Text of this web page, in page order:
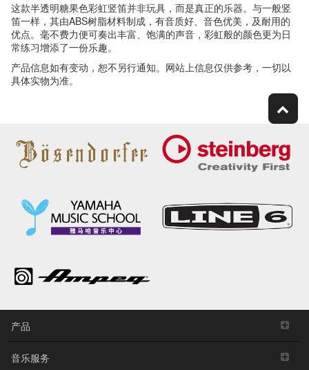
这款半透明糖果色彩虹竖笛并非玩具，而是真正的乐器。与一般竖
笛一样，其由ABS树脂材料制成，有音质好、音色优美，及耐用的
优点。毫不费力便可奏出丰富、饱满的声音，彩虹般的颜色更为日
常练习增添了一份乐趣。
产品信息如有变动，恕不另行通知。网站上信息仅供参考，一切以
具体实物为准。
产品
音乐服务